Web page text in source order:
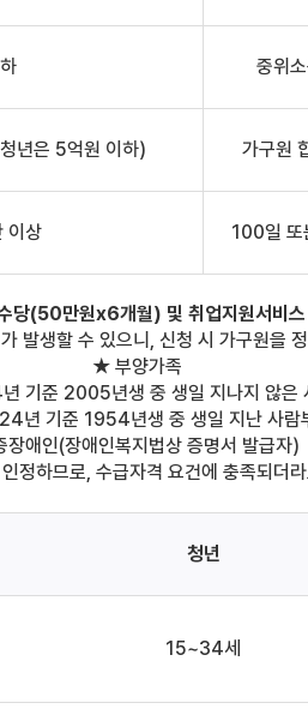
중위
년은 5억원 이하) 가구원
이상 100일
당(50만원x6개월) 및 취업지원서비
발생할 수 있으니, 신청 시 가구원을
★ 부양가족
기준 2005년생 중 생일 지나지 않은
년 기준 1954년생 중 생일 지난 사람
장애인(장애인복지법상 증명서 발급자)
정하므로, 수급자격 요건에 충족되더
청년
15~34세